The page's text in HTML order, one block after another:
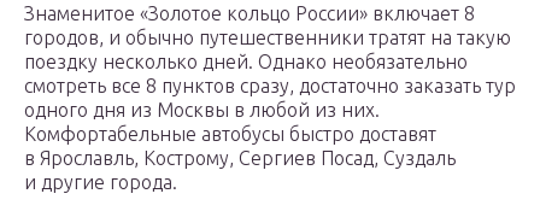
Знаменитое «Золотое кольцо России» включает 8
городов, и обычно путешественники тратят на такую
поездку несколько дней. Однако необязательно
смотреть все 8 пунктов сразу, достаточно заказать тур
одного дня из Москвы в любой из них.
Комфортабельные автобусы быстро доставят
в Ярославль, Кострому, Сергиев Посад, Суздаль
и другие города.